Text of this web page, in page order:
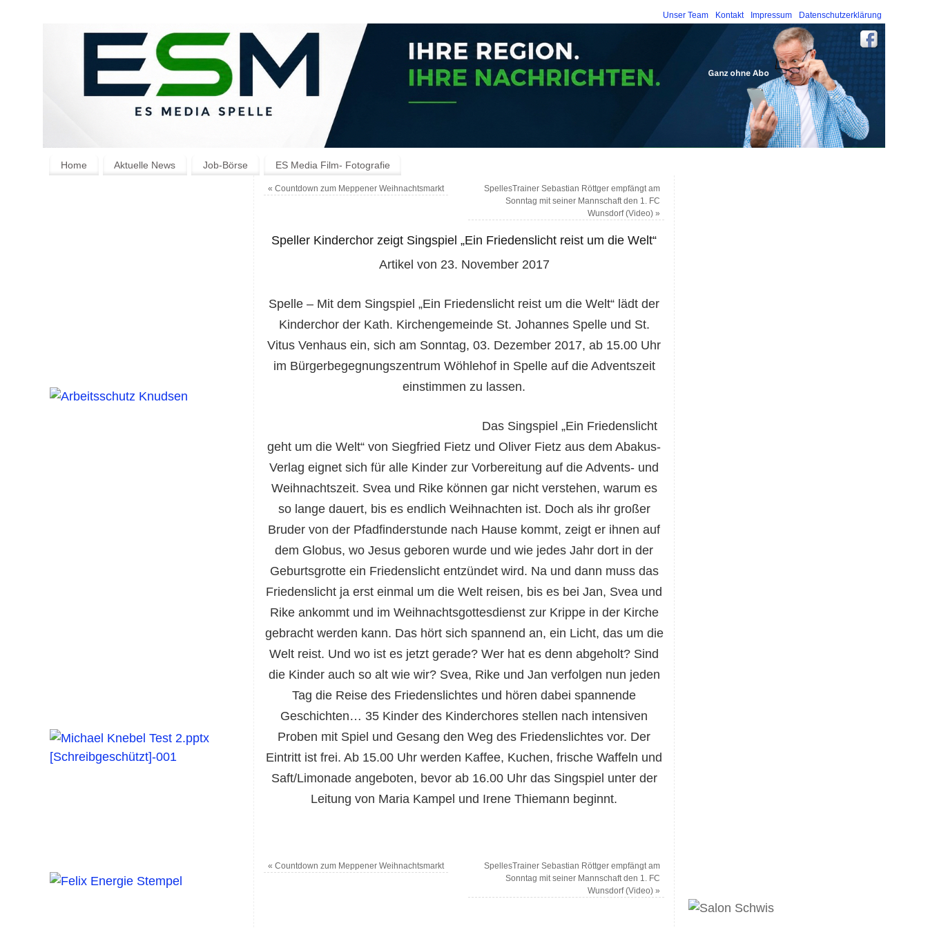
Unser Team Kontakt Impressum Datenschutzerklärung
Home Aktuelle News Job-Börse ES Media Film- Fotografie
« Countdown zum Meppener Weihnachtsmarkt
SpellesTrainer Sebastian Röttger empfängt am
Sonntag mit seiner Mannschaft den 1. FC
Wunsdorf (Video)»
Speller Kinderchor zeigt Singspiel „Ein Friedenslicht reist um die Welt“
Artikel von 23. November 2017
Spelle – Mit dem Singspiel „Ein Friedenslicht reist um die Welt“ lädt der
Kinderchor der Kath. Kirchengemeinde St. Johannes Spelle und St.
Vitus Venhaus ein, sich am Sonntag, 03. Dezember 2017, ab 15.00 Uhr
im Bürgerbegegnungszentrum Wöhlehof in Spelle auf die Adventszeit
einstimmen zu lassen.
Das Singspiel „Ein Friedenslicht
geht um die Welt“ von Siegfried Fietz und Oliver Fietz aus dem Abakus-
Verlag eignet sich für alle Kinder zur Vorbereitung auf die Advents- und
Weihnachtszeit. Svea und Rike können gar nicht verstehen, warum es
so lange dauert, bis es endlich Weihnachten ist. Doch als ihr großer
Bruder von der Pfadfinderstunde nach Hause kommt, zeigt er ihnen auf
dem Globus, wo Jesus geboren wurde und wie jedes Jahr dort in der
Geburtsgrotte ein Friedenslicht entzündet wird. Na und dann muss das
Friedenslicht ja erst einmal um die Welt reisen, bis es bei Jan, Svea und
Rike ankommt und im Weihnachtsgottesdienst zur Krippe in der Kirche
gebracht werden kann. Das hört sich spannend an, ein Licht, das um die
Welt reist. Und wo ist es jetzt gerade? Wer hat es denn abgeholt? Sind
die Kinder auch so alt wie wir? Svea, Rike und Jan verfolgen nun jeden
Tag die Reise des Friedenslichtes und hören dabei spannende
Geschichten… 35 Kinder des Kinderchores stellen nach intensiven
Proben mit Spiel und Gesang den Weg des Friedenslichtes vor. Der
Eintritt ist frei. Ab 15.00 Uhr werden Kaffee, Kuchen, frische Waffeln und
Saft/Limonade angeboten, bevor ab 16.00 Uhr das Singspiel unter der
Leitung von Maria Kampel und Irene Thiemann beginnt.
« Countdown zum Meppener Weihnachtsmarkt
SpellesTrainer Sebastian Röttger empfängt am
Sonntag mit seiner Mannschaft den 1. FC
Wunsdorf (Video)»